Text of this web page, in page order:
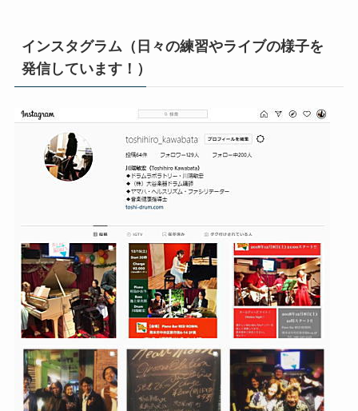
インスタグラム（日々の練習やライブの様子を
発信しています！）